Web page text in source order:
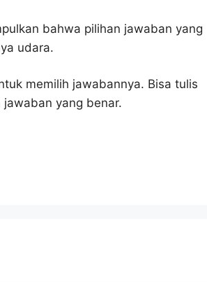
bahwa pilihan jawaban yang
udara.
memilih jawabannya. Bisa tulis
yang benar.